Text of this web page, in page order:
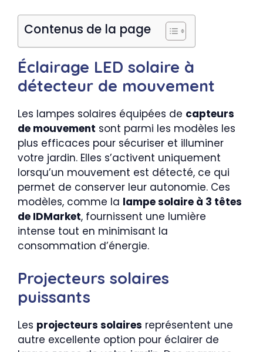
Contenus de la page
Éclairage LED solaire à
détecteur de mouvement
Les lampes solaires équipées de capteurs
de mouvement sont parmi les modèles les
plus efficaces pour sécuriser et illuminer
votre jardin. Elles s’activent uniquement
lorsqu’un mouvement est détecté, ce qui
permet de conserver leur autonomie. Ces
modèles, comme la lampe solaire à 3 têtes
de IDMarket, fournissent une lumière
intense tout en minimisant la
consommation d’énergie.
Projecteurs solaires
puissants
Les projecteurs solaires représentent une
autre excellente option pour éclairer de